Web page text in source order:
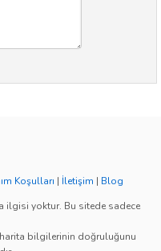
Koşulları | İletişim | Blog
ilgisi yoktur. Bu sitede sadece
bilgilerinin doğruluğunu